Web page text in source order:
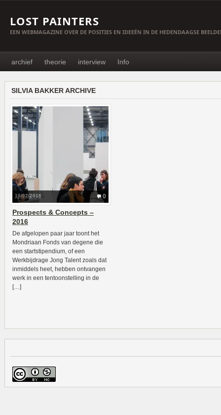
LOST PAINTERS
EEN WEBMAGAZINE OVER DE POSITIES EN IDEEËN IN DE HEDENDAAGSE
archief theorie interview Info
SILVIA BAKKER ARCHIVE
0
19/02/2016
Prospects & Concepts –
2016
De afgelopen paar jaar toont het
Mondriaan Fonds van degene die
een startstipendium, of een
Werkbijdrage Jong Talent zoals dat
inmiddels heet, hebben ontvangen
werk in een tentoonstelling in de
[…]